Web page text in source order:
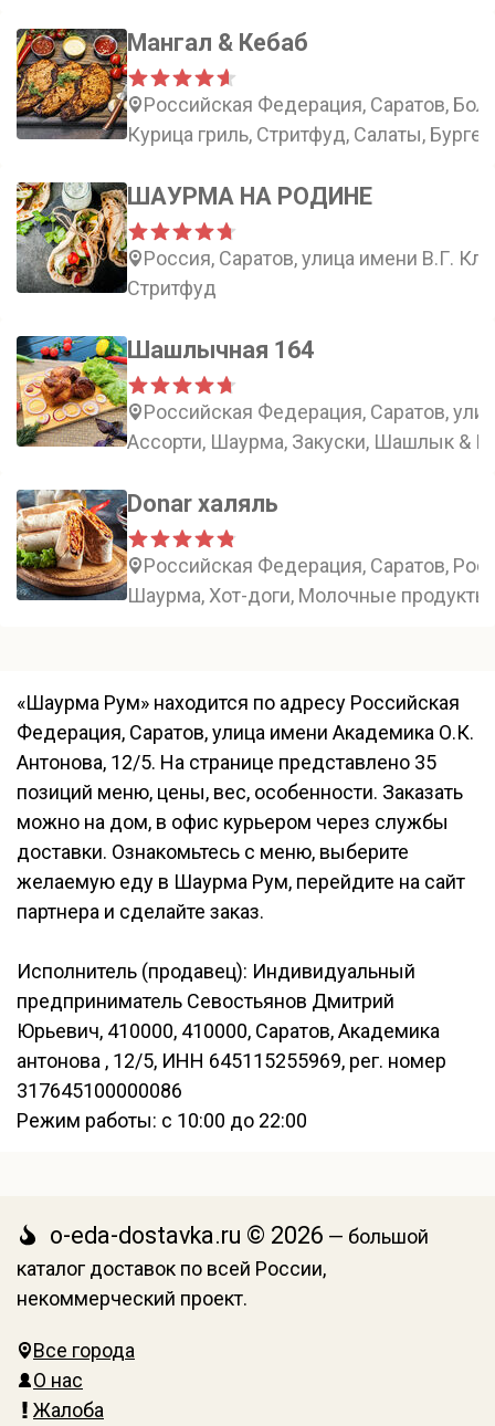
Мангал & Кебаб
Российская Федерация, Саратов,
Курица гриль, Стритфуд, Салаты,
ШАУРМА НА РОДИНЕ
Россия, Саратов, улица имени В.Г.
Стритфуд
Шашлычная 164
Российская Федерация, Саратов,
Ассорти, Шаурма, Закуски, Шашлык &
Donar халяль
Российская Федерация, Саратов,
Шаурма, Хот-доги, Молочные
«Шаурма Рум» находится по адресу Российская
Федерация, Саратов, улица имени Академика О.К.
Антонова, 12/5. На странице представлено 35
позиций меню, цены, вес, особенности. Заказать
можно на дом, в офис курьером через службы
доставки. Ознакомьтесь с меню, выберите
желаемую еду в Шаурма Рум, перейдите на сайт
партнера и сделайте заказ.
Исполнитель (продавец): Индивидуальный
предприниматель Севостьянов Дмитрий
Юрьевич, 410000, 410000, Саратов, Академика
антонова , 12/5, ИНН 645115255969, рег. номер
317645100000086
Режим работы: с 10:00 до 22:00
o-eda-dostavka.ru © 2026 — большой
каталог доставок по всей России,
некоммерческий проект.
Все города
О нас
Жалоба